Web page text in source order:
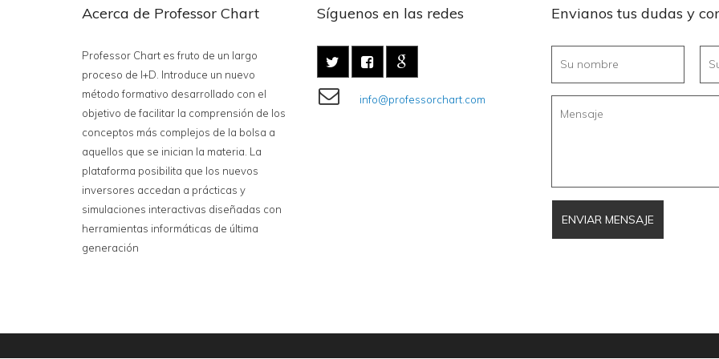
Acerca de Professor Chart
Professor Chart es fruto de un largo
proceso de I+D. Introduce un nuevo
método formativo desarrollado con el
objetivo de facilitar la comprensión de los
conceptos más complejos de la bolsa a
aquellos que se inician la materia. La
plataforma posibilita que los nuevos
inversores accedan a prácticas y
simulaciones interactivas diseñadas con
herramientas informáticas de última
generación
Síguenos en las redes
info@professorchart.com
Envianos tus dudas y